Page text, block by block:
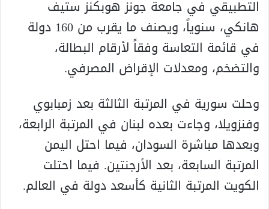
التطبيقي في جامعة جونز هوبكنز ستيف
هانكي، سنوياً، ويصنف ما يقرب من 160 دولة
في قائمة التعاسة وفقاً لأرقام البطالة،
والتضخم، ومعدلات الإقراض المصرفي.
وحلت سورية في المرتبة الثالثة بعد زمبابوي
وفنزويلا، وجاءت بعده لبنان في المرتبة الرابعة،
وبعدها مباشرة السودان، فيما احتل اليمن
المرتبة السابعة، بعد الأرجنتين. فيما احتلت
الكويت المرتبة الثانية كأسعد دولة في العالم.